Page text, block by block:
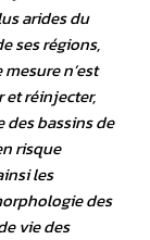
arides du
ses régions,
n’est
réinjecter,
des bassins de
risque
les
des
vie des